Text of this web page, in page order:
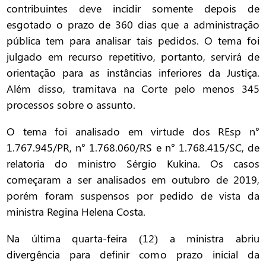
contribuintes deve incidir somente depois de
esgotado o prazo de 360 dias que a administração
pública tem para analisar tais pedidos. O tema foi
julgado em recurso repetitivo, portanto, servirá de
orientação para as instâncias inferiores da Justiça.
Além disso, tramitava na Corte pelo menos 345
processos sobre o assunto.
O tema foi analisado em virtude dos REsp n°
1.767.945/PR, n° 1.768.060/RS e n° 1.768.415/SC, de
relatoria do ministro Sérgio Kukina. Os casos
começaram a ser analisados em outubro de 2019,
porém foram suspensos por pedido de vista da
ministra Regina Helena Costa.
Na última quarta-feira (12) a ministra abriu
divergência para definir como prazo inicial da